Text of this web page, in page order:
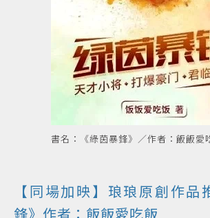
書名：《綠茵暴鋒》／作者：飯飯愛
【同場加映】琅琅原創作品
鋒》作者：飯飯愛吃飯